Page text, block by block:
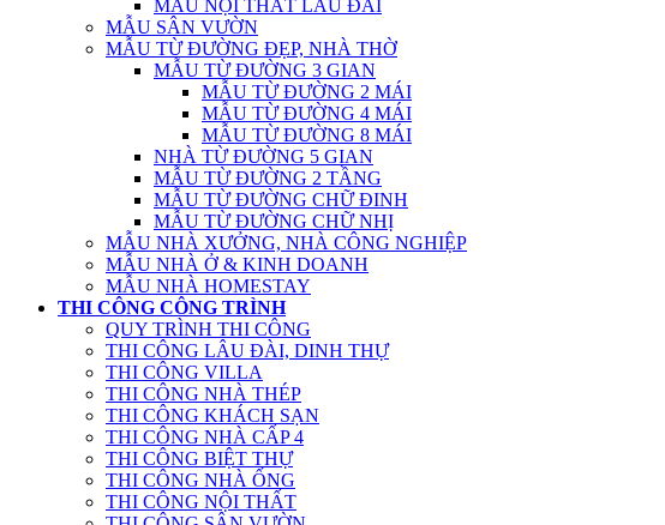
MẪU NỘI THẤT LÂU ĐÀI
MẪU SÂN VƯỜN
MẪU TỪ ĐƯỜNG ĐẸP, NHÀ THỜ
MẪU TỪ ĐƯỜNG 3 GIAN
MẪU TỪ ĐƯỜNG 2 MÁI
MẪU TỪ ĐƯỜNG 4 MÁI
MẪU TỪ ĐƯỜNG 8 MÁI
NHÀ TỪ ĐƯỜNG 5 GIAN
MẪU TỪ ĐƯỜNG 2 TẦNG
MẪU TỪ ĐƯỜNG CHỮ ĐINH
MẪU TỪ ĐƯỜNG CHỮ NHỊ
MẪU NHÀ XƯỞNG, NHÀ CÔNG NGHIỆP
MẪU NHÀ Ở & KINH DOANH
MẪU NHÀ HOMESTAY
THI CÔNG CÔNG TRÌNH
QUY TRÌNH THI CÔNG
THI CÔNG LÂU ĐÀI, DINH THỰ
THI CÔNG VILLA
THI CÔNG NHÀ THÉP
THI CÔNG KHÁCH SẠN
THI CÔNG NHÀ CẤP 4
THI CÔNG BIỆT THỰ
THI CÔNG NHÀ ỐNG
THI CÔNG NỘI THẤT